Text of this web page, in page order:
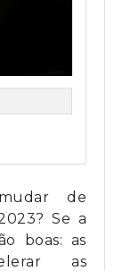
de
Se a
boas: as
as